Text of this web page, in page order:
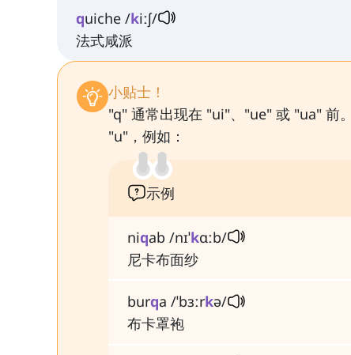
quiche /kiːʃ/
法式咸派
小贴士！
"q" 通常出现在 "ui"、"ue" 或 "ua" 前
"u"，例如：
示例
niqab /nɪˈkɑːb/
尼卡布面纱
burqa /ˈbɜːrkə/
布卡罩袍